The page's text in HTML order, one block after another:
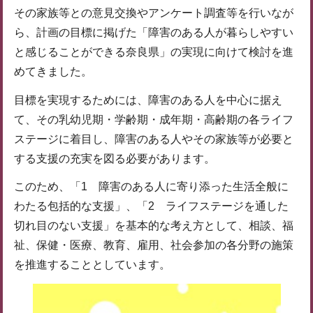
その家族等との意見交換やアンケート調査等を行いなが
ら、計画の目標に掲げた「障害のある人が暮らしやすい
と感じることができる奈良県」の実現に向けて検討を進
めてきました。
目標を実現するためには、障害のある人を中心に据え
て、その乳幼児期・学齢期・成年期・高齢期の各ライフ
ステージに着目し、障害のある人やその家族等が必要と
する支援の充実を図る必要があります。
このため、「1 障害のある人に寄り添った生活全般に
わたる包括的な支援」、「2 ライフステージを通した
切れ目のない支援」を基本的な考え方として、相談、福
祉、保健・医療、教育、雇用、社会参加の各分野の施策
を推進することとしています。